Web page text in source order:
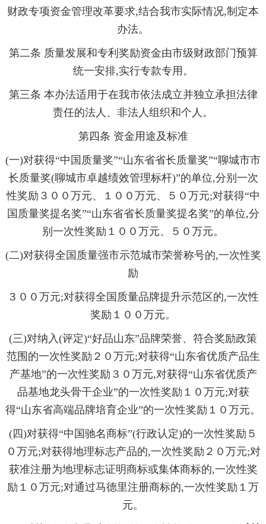
财政专项资金管理改革要求,结合我市实际情况,制定本
办法。
第二条 质量发展和专利奖励资金由市级财政部门预算
统一安排,实行专款专用 。
第三条 本办法适用于在我市依法成立并独立承担法律
责任的法人、非法人组织和个人 。
第四条 资金用途及标准
(一)对获得“中国质量奖”“山东省省长质量奖”“聊城市市
长质量奖(聊城市卓越绩效管理标杆)”的单位,分别一次
性奖励３００万元、１００万元、５０万元;对获得“中
国质量奖提名奖”“山东省省长质量奖提名奖”的单位,分
别一次性奖励１００万元、５０万元。
(二)对获得全国质量强市示范城市荣誉称号的,一次性奖
励
３００万元;对获得全国质量品牌提升示范区的,一次性
奖励１００万元。
(三)对纳入(评定)“好品山东”品牌荣誉、符合奖励政策
范围的一次性奖励２０万元;对获得“山东省优质产品生
产基地”的一次性奖励３０万元,对获得“山东省优质产
品基地龙头骨干企业”的一次性奖励１０万元;对获
得“山东省高端品牌培育企业”的一次性奖励１０万元。
(四)对获得“中国驰名商标”(行政认定)的一次性奖励５
０万元;对获得地理标志产品的,一次性奖励２０万元;对
获准注册为地理标志证明商标或集体商标的,一次性奖
励１０万元;对通过马德里注册商标的,一次性奖励１万
元。